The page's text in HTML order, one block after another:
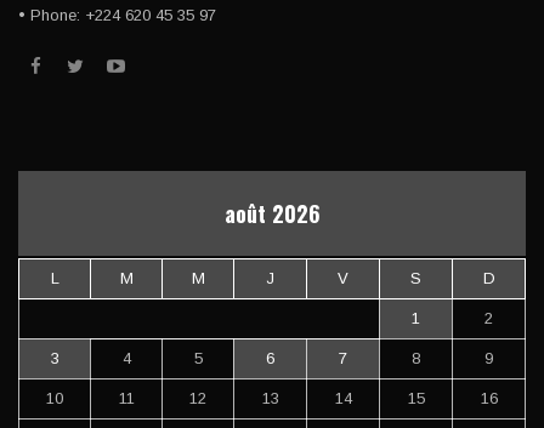
• Phone: +224 620 45 35 97
août 2026
L M M J V S D
1 2
3 4 5 6 7 8 9
10 11 12 13 14 15 16